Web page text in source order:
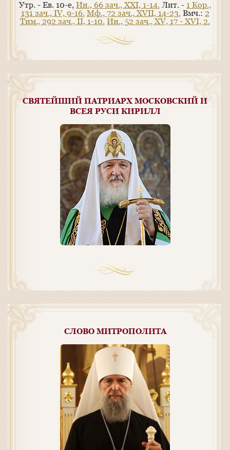
Утр. - Ев. 10-е, Ин., 66 зач., XXI, 1-14. Лит. - 1 Кор.,
131 зач., IV, 9-16. Мф., 72 зач., XVII, 14-23. Вмч.: 2
Тим., 292 зач., II, 1-10. Ин., 52 зач., XV, 17 - XVI, 2.
СВЯТЕЙШИЙ ПАТРИАРХ МОСКОВСКИЙ И
ВСЕЯ РУСИ КИРИЛЛ
СЛОВО МИТРОПОЛИТА